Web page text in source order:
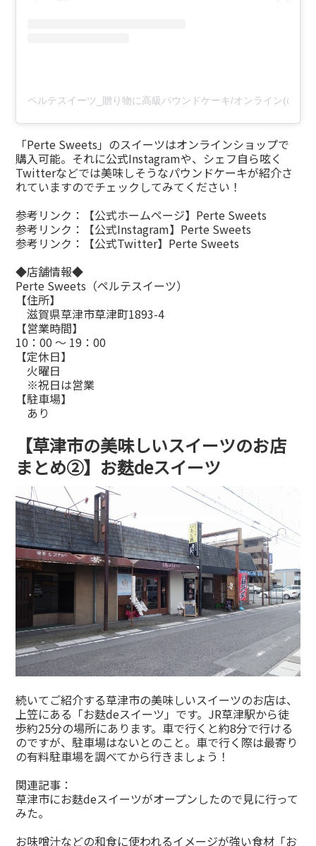
ペルテスイーツ_贈り物に高級パウンドケーキ/オンライン
「Perte Sweets」のスイーツはオンラインショップで
購入可能。それに公式Instagramや、シェフ自ら呟く
Twitterなどでは美味しそうなパウンドケーキが紹介さ
れていますのでチェックしてみてください！
参考リンク：
【公式ホームページ】Perte Sweets
参考リンク：
【公式Instagram】Perte Sweets
参考リンク：
【公式Twitter】Perte Sweets
◆店舗情報◆
Perte Sweets（ペルテスイーツ）
【住所】
滋賀県草津市草津町1893-4
【営業時間】
10：00 ～ 19：00
【定休日】
火曜日
※祝日は営業
【駐車場】
あり
【草津市の美味しいスイーツのお店
まとめ②】お麩deスイーツ
続いてご紹介する草津市の美味しいスイーツのお店は、
上笠にある「お麩deスイーツ」です。JR草津駅から徒
歩約25分の場所にあります。車で行くと約8分で行ける
のですが、駐車場はないとのこと。車で行く際は最寄り
の有料駐車場を調べてから行きましょう！
関連記事：
草津市にお麩deスイーツがオープンしたので見に行って
みた。
お味噌汁などの和食に使われるイメージが強い食材「お